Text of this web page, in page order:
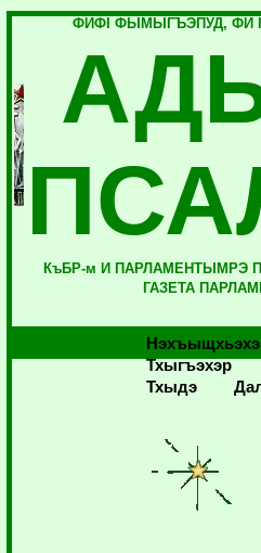
ФИФI ФЫМЫГЪЭПУД, ФИ
КъБР-м И ПАРЛАМЕНТЫМРЭ
ГАЗЕТА
Тхыгъэхэр
Тхыдэ